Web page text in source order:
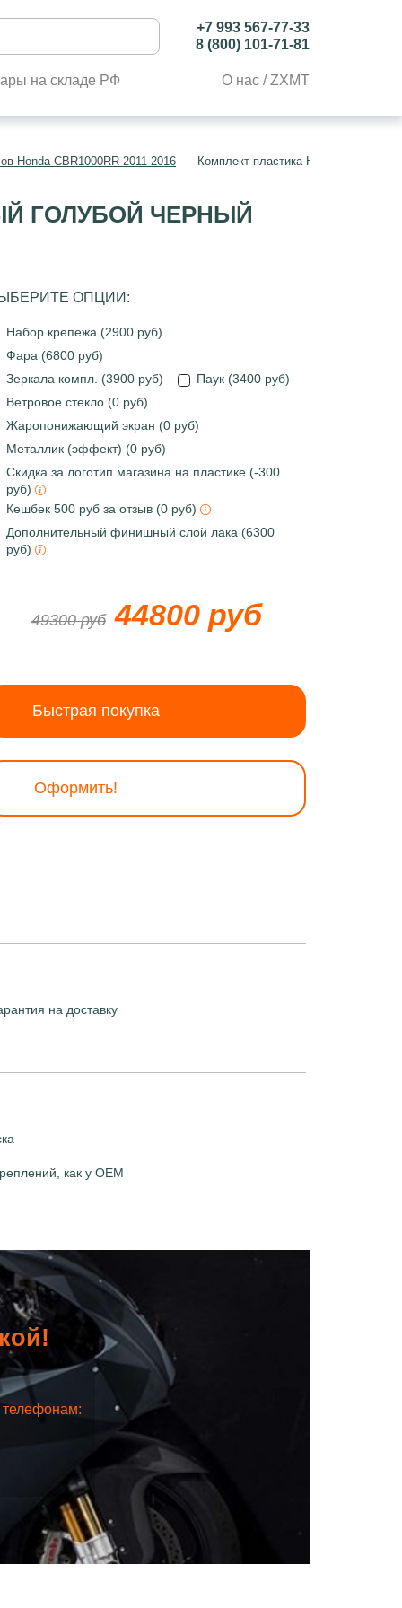
+7 993 567-77-33
8 (800) 101-71-81
на складе РФ О нас / ZXMT
Honda CBR1000RR 2011-2016 Комплект пластика Honda
ГОЛУБОЙ ЧЕРНЫЙ
ОПЦИИ:
Набор крепежа (2900 руб)
Фара (6800 руб)
Зеркала компл. (3900 руб)
Паук (3400 руб)
Ветровое стекло (0 руб)
Жаропонижающий экран (0 руб)
Металлик (эффект) (0 руб)
Скидка за логотип магазина на пластике (-300
руб)
Кешбек 500 руб за отзыв (0 руб)
Дополнительный финишный слой лака (6300
руб)
49300 руб 44800 руб
Быстрая покупка
Оформить!
на доставку
как у OEM
телефонам: